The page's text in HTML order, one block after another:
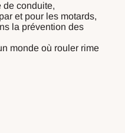
de conduite,
et pour les motards,
la prévention des
monde où rouler rime